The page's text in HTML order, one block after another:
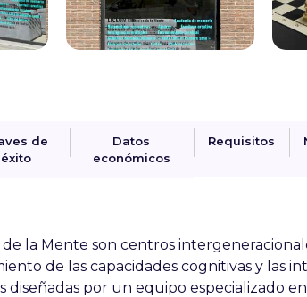
de
éxito
Datos
económicos
Requisitos
de la Mente son centros
de las capacidades cognitivas y las
diseñadas por un equipo especializado